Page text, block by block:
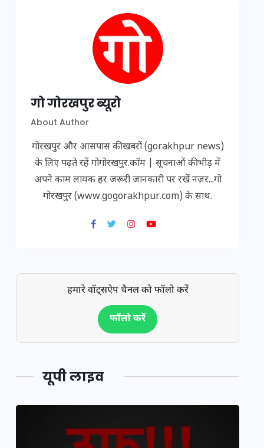
गो गोरखपुर ब्यूरो
About Author
गोरखपुर और आसपास की खबरों (gorakhpur news)
के लिए पढ़ते रहें गोगोरखपुर.कॉम | सूचनाओं की भीड़ में
अपने काम लायक हर जरूरी जानकारी पर रखें नज़र...गो
गोरखपुर (www.gogorakhpur.com) के साथ.
हमारे वॉट्सऐप चैनल को फॉलो करें
फॉलो करें
यूपी लाइव